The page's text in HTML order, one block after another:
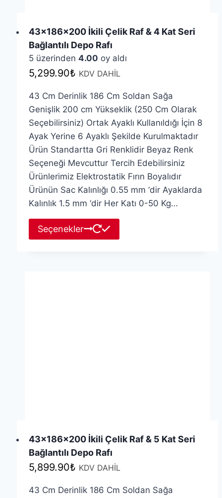
43x186x200 İkili Çelik Raf & 4 Kat Seri
Bağlantılı Depo Rafı
5 üzerinden 4.00 oy aldı
5,299.90₺ KDV DAHİL
43 Cm Derinlik 186 Cm Soldan Sağa
Genişlik 200 cm Yükseklik (250 Cm Olarak
Seçebilirsiniz) Ortak Ayaklı Kullanıldığı İçin 8
Ayak Yerine 6 Ayaklı Şekilde Kurulmaktadır
Ürün Standartta Gri Renklidir Beyaz Renk
Seçeneği Mevcuttur Tercih Edebilirsiniz
Ürünlerimiz Elektrostatik Fırın Boyalıdır
Ürünün Sac Kalınlığı 0.55 mm ‘dir Ayaklarda
Kalınlık 1.5 mm ‘dir Her Katı 0-50 Kg…
Seçenekler
ürünün
43x186x200 İkili Çelik Raf & 5 Kat Seri
Bağlantılı Depo Rafı
5,899.90₺ KDV DAHİL
43 Cm Derinlik 186 Cm Soldan Sağa